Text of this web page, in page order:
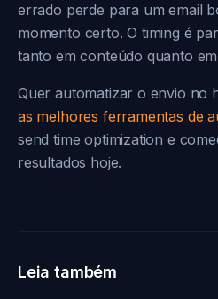
errado perde para um email
momento certo. O timing é
tanto em conteúdo quanto
Quer automatizar o envio no
as melhores ferramentas de
send time optimization e
resultados hoje.
Leia também